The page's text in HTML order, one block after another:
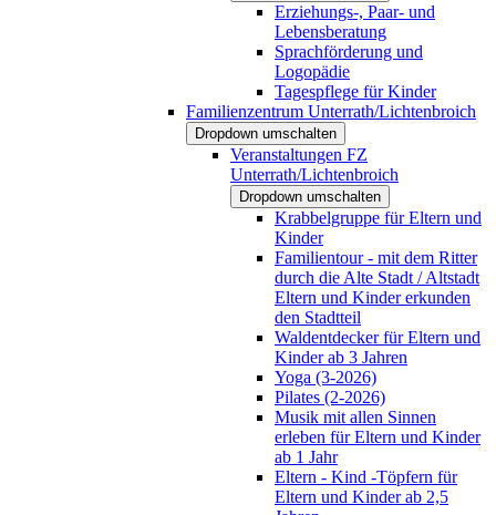
Erziehungs-, Paar- und
Lebensberatung
Sprachförderung und
Logopädie
Tagespflege für Kinder
Familienzentrum Unterrath/Lichtenbroich
Dropdown umschalten
Veranstaltungen FZ
Unterrath/Lichtenbroich
Dropdown umschalten
Krabbelgruppe für Eltern und
Kinder
Familientour - mit dem Ritter
durch die Alte Stadt / Altstadt
Eltern und Kinder erkunden
den Stadtteil
Waldentdecker für Eltern und
Kinder ab 3 Jahren
Yoga (3-2026)
Pilates (2-2026)
Musik mit allen Sinnen
erleben für Eltern und Kinder
ab 1 Jahr
Eltern - Kind -Töpfern für
Eltern und Kinder ab 2,5